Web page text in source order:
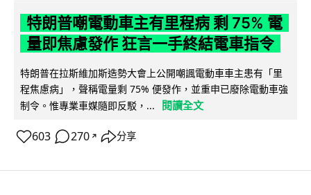
特朗普嘲電動車主有里程病 剩 75% 電
量即焦慮發作 狂言一手終結電車指令
特朗普在拉斯維加斯造勢大會上公開嘲諷電動車車主患有「里
程焦慮病」，聲稱電量剩 75% 便發作，並重申已廢除電動車強
制令。惟專業車媒隨即反駁，...
閱讀全文
603 270 ↗ 分享